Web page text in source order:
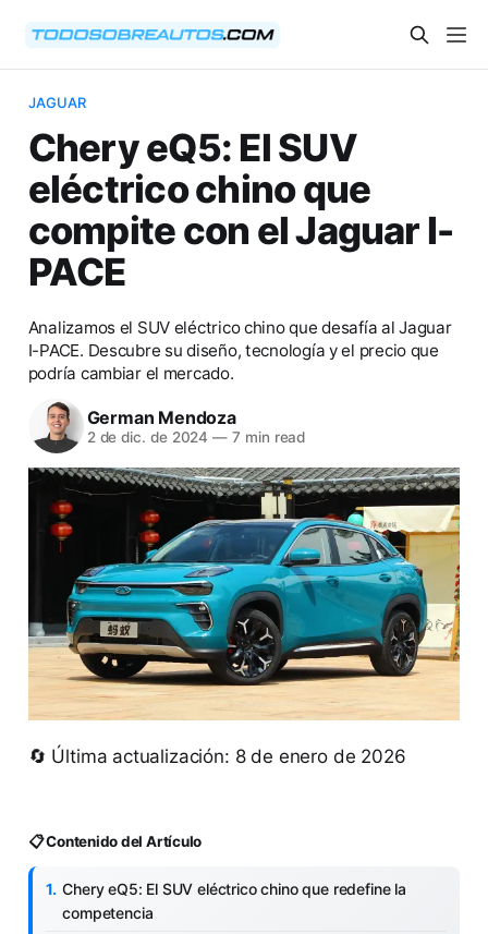
JAGUAR
Chery eQ5: El SUV
eléctrico chino que
compite con el Jaguar I-
PACE
Analizamos el SUV eléctrico chino que desafía al Jaguar
I-PACE. Descubre su diseño, tecnología y el precio que
podría cambiar el mercado.
German Mendoza
2 de dic. de 2024 — 7 min read
🔄 Última actualización: 8 de enero de 2026
📋 Contenido del Artículo
Chery eQ5: El SUV eléctrico chino que redefine la
competencia